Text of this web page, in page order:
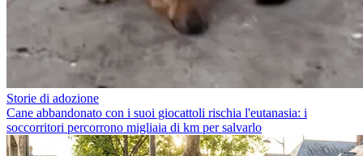
Storie di adozione
Cane abbandonato con i suoi giocattoli rischia l'eutanasia: i
soccorritori percorrono migliaia di km per salvarlo